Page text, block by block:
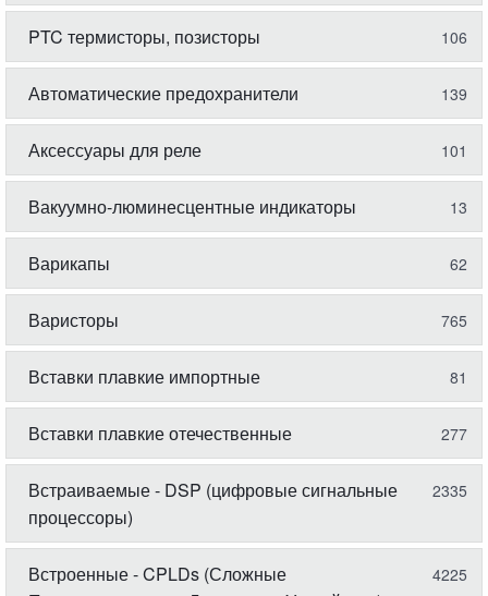
PTC термисторы, позисторы 106
Автоматические предохранители 139
Аксессуары для реле 101
Вакуумно-люминесцентные индикаторы 13
Варикапы 62
Варисторы 765
Вставки плавкие импортные 81
Вставки плавкие отечественные 277
Встраиваемые - DSP (цифровые сигнальные
процессоры)
2335
Встроенные - CPLDs (Сложные
4225